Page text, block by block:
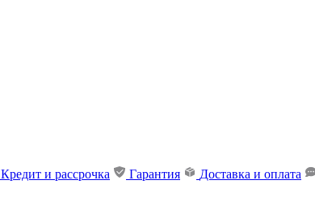
Кредит и рассрочка Гарантия Доставка и оплата